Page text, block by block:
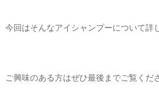
今回はそんなアイシャンプーについて詳
ご興味のある方はぜひ最後までご覧くだ